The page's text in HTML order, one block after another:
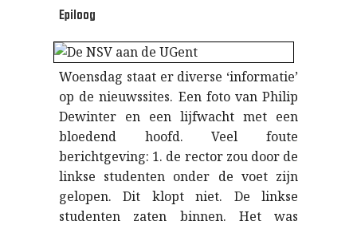
Epiloog
Woensdag staat er diverse ‘informatie’
op de nieuwssites. Een foto van Philip
Dewinter en een lijfwacht met een
bloedend hoofd. Veel foute
berichtgeving: 1. de rector zou door de
linkse studenten onder de voet zijn
gelopen. Dit klopt niet. De linkse
studenten zaten binnen. Het was